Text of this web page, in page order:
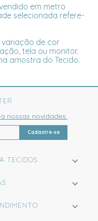
em metro
selecionada refere-
variação de cor
tela ou monitor.
amostra do Tecido.
TECIDOS
nossas novidades.
Cadastre-se